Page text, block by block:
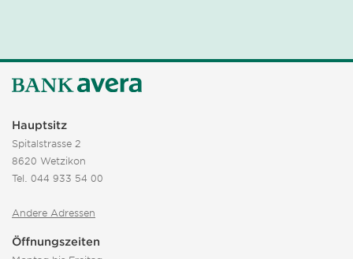
Hauptsitz
Spitalstrasse 2
8620 Wetzikon
Tel. 044 933 54 00
Andere Adressen
Öffnungszeiten